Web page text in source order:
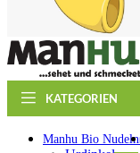
KATEGORIEN
Manhu Bio Nudeln